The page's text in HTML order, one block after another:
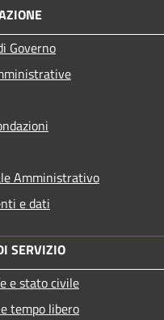
Governo
Amministrativo
e dati
SERVIZIO
e stato civile
tempo libero